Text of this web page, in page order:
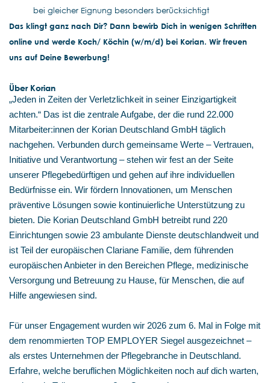
bei gleicher Eignung besonders berücksichtigt
Das klingt ganz nach Dir? Dann bewirb Dich in wenigen Schritten
online und werde Koch/ Köchin (w/m/d) bei Korian. Wir freuen
uns auf Deine Bewerbung!
Über Korian
„Jeden in Zeiten der Verletzlichkeit in seiner Einzigartigkeit
achten.“ Das ist die zentrale Aufgabe, der die rund 22.000
Mitarbeiter:innen der Korian Deutschland GmbH täglich
nachgehen. Verbunden durch gemeinsame Werte – Vertrauen,
Initiative und Verantwortung – stehen wir fest an der Seite
unserer Pflegebedürftigen und gehen auf ihre individuellen
Bedürfnisse ein. Wir fördern Innovationen, um Menschen
präventive Lösungen sowie kontinuierliche Unterstützung zu
bieten. Die Korian Deutschland GmbH betreibt rund 220
Einrichtungen sowie 23 ambulante Dienste deutschlandweit und
ist Teil der europäischen Clariane Familie, dem führenden
europäischen Anbieter in den Bereichen Pflege, medizinische
Versorgung und Betreuung zu Hause, für Menschen, die auf
Hilfe angewiesen sind.
Für unser Engagement wurden wir 2026 zum 6. Mal in Folge mit
dem renommierten TOP EMPLOYER Siegel ausgezeichnet –
als erstes Unternehmen der Pflegebranche in Deutschland.
Erfahre, welche beruflichen Möglichkeiten noch auf dich warten,